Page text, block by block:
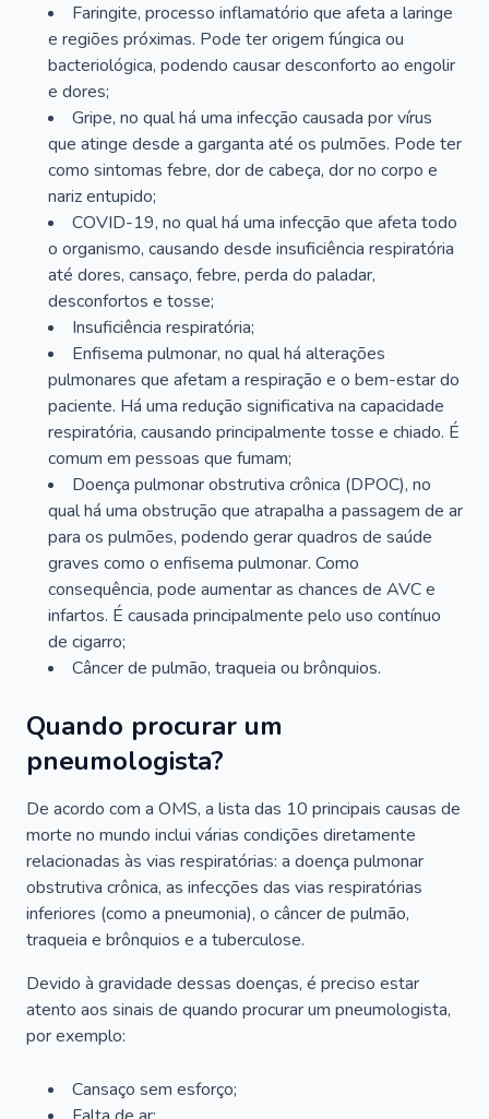
Faringite, processo inflamatório que afeta a laringe
e regiões próximas. Pode ter origem fúngica ou
bacteriológica, podendo causar desconforto ao engolir
e dores;
Gripe, no qual há uma infecção causada por vírus
que atinge desde a garganta até os pulmões. Pode ter
como sintomas febre, dor de cabeça, dor no corpo e
nariz entupido;
COVID-19, no qual há uma infecção que afeta todo
o organismo, causando desde insuficiência respiratória
até dores, cansaço, febre, perda do paladar,
desconfortos e tosse;
Insuficiência respiratória;
Enfisema pulmonar, no qual há alterações
pulmonares que afetam a respiração e o bem-estar do
paciente. Há uma redução significativa na capacidade
respiratória, causando principalmente tosse e chiado. É
comum em pessoas que fumam;
Doença pulmonar obstrutiva crônica (DPOC), no
qual há uma obstrução que atrapalha a passagem de ar
para os pulmões, podendo gerar quadros de saúde
graves como o enfisema pulmonar. Como
consequência, pode aumentar as chances de AVC e
infartos. É causada principalmente pelo uso contínuo
de cigarro;
Câncer de pulmão, traqueia ou brônquios.
Quando procurar um
pneumologista?
De acordo com a OMS, a lista das 10 principais causas de
morte no mundo inclui várias condições diretamente
relacionadas às vias respiratórias: a doença pulmonar
obstrutiva crônica, as infecções das vias respiratórias
inferiores (como a pneumonia), o câncer de pulmão,
traqueia e brônquios e a tuberculose.
Devido à gravidade dessas doenças, é preciso estar
atento aos sinais de quando procurar um pneumologista,
por exemplo:
Cansaço sem esforço;